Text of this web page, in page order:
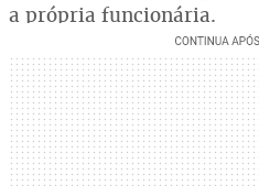
a própria funcionária.